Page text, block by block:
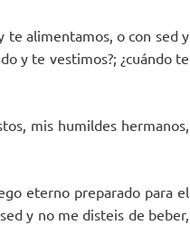
te alimentamos, o con sed y
y te vestimos?; ¿cuándo te
mis humildes hermanos,
eterno preparado para el
y no me disteis de beber,